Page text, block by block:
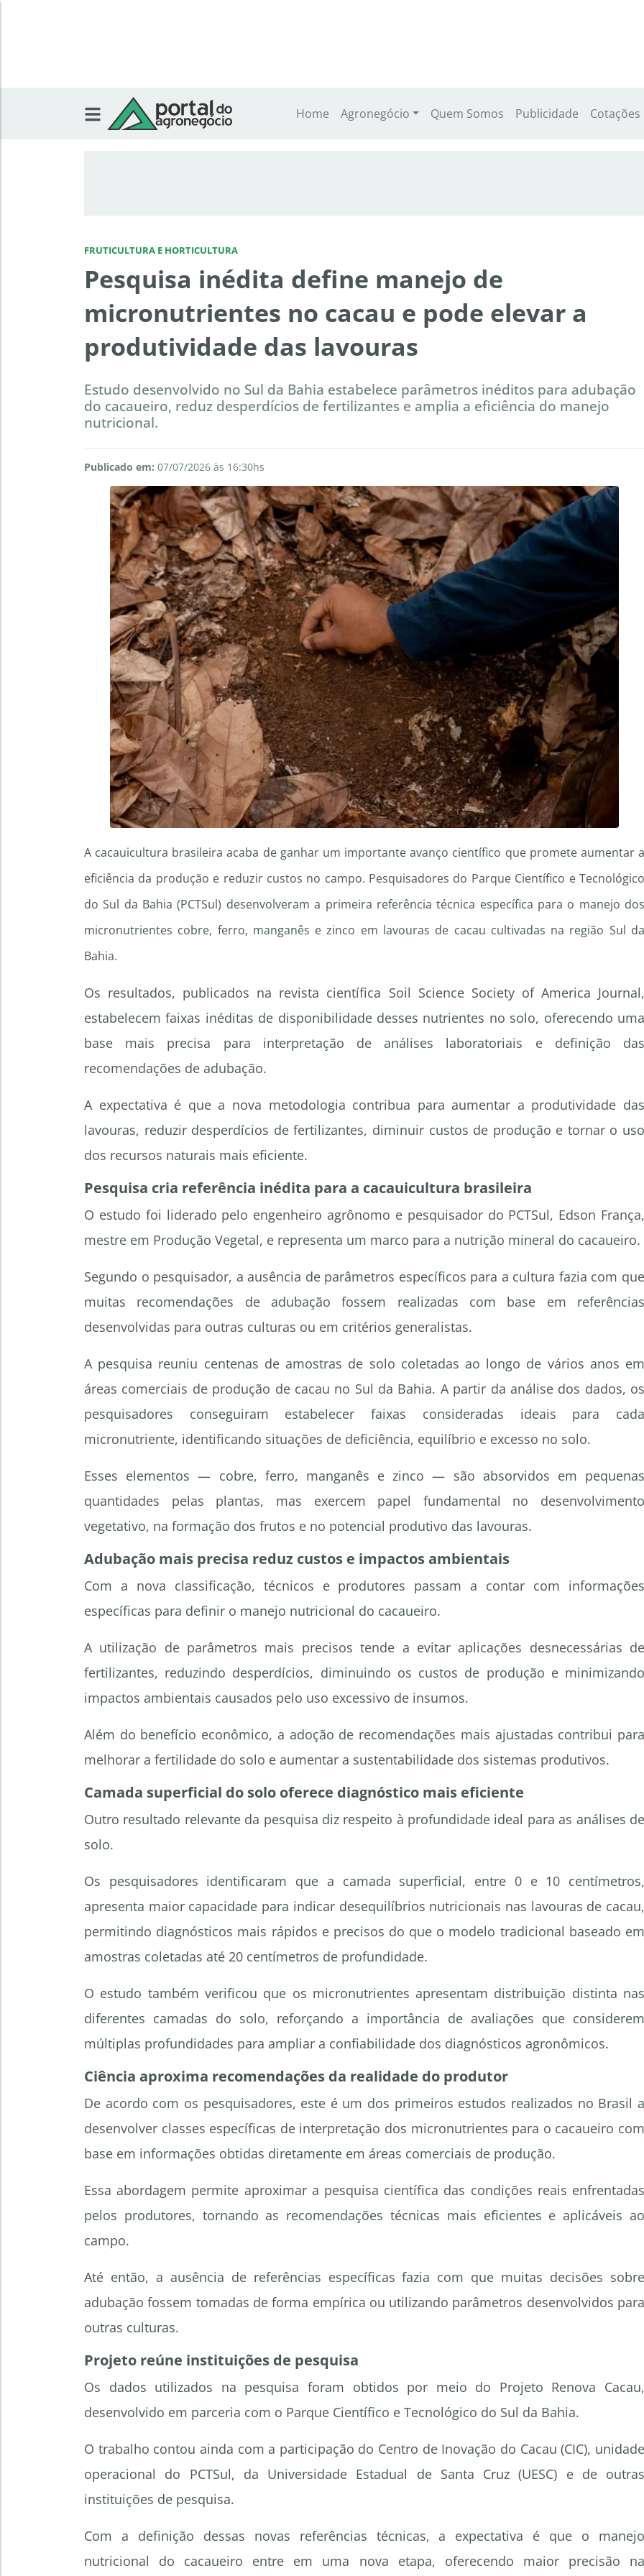
Home Agronegócio Quem Somos Publicidade Cotações
FRUTICULTURA E HORTICULTURA
Pesquisa inédita define manejo de
micronutrientes no cacau e pode elevar a
produtividade das lavouras
Estudo desenvolvido no Sul da Bahia estabelece parâmetros inéditos para adubação
do cacaueiro, reduz desperdícios de fertilizantes e amplia a eficiência do manejo
nutricional.
Publicado em: 07/07/2026 às 16:30hs
A cacauicultura brasileira acaba de ganhar um importante avanço científico que promete aumentar a
eficiência da produção e reduzir custos no campo. Pesquisadores do Parque Científico e Tecnológico
do Sul da Bahia (PCTSul) desenvolveram a primeira referência técnica específica para o manejo dos
micronutrientes cobre, ferro, manganês e zinco em lavouras de cacau cultivadas na região Sul da
Bahia.
Os resultados, publicados na revista científica Soil Science Society of America Journal,
estabelecem faixas inéditas de disponibilidade desses nutrientes no solo, oferecendo uma
base mais precisa para interpretação de análises laboratoriais e definição das
recomendações de adubação.
A expectativa é que a nova metodologia contribua para aumentar a produtividade das
lavouras, reduzir desperdícios de fertilizantes, diminuir custos de produção e tornar o uso
dos recursos naturais mais eficiente.
Pesquisa cria referência inédita para a cacauicultura brasileira
O estudo foi liderado pelo engenheiro agrônomo e pesquisador do PCTSul, Edson França,
mestre em Produção Vegetal, e representa um marco para a nutrição mineral do cacaueiro.
Segundo o pesquisador, a ausência de parâmetros específicos para a cultura fazia com que
muitas recomendações de adubação fossem realizadas com base em referências
desenvolvidas para outras culturas ou em critérios generalistas.
A pesquisa reuniu centenas de amostras de solo coletadas ao longo de vários anos em
áreas comerciais de produção de cacau no Sul da Bahia. A partir da análise dos dados, os
pesquisadores conseguiram estabelecer faixas consideradas ideais para cada
micronutriente, identificando situações de deficiência, equilíbrio e excesso no solo.
Esses elementos — cobre, ferro, manganês e zinco — são absorvidos em pequenas
quantidades pelas plantas, mas exercem papel fundamental no desenvolvimento
vegetativo, na formação dos frutos e no potencial produtivo das lavouras.
Adubação mais precisa reduz custos e impactos ambientais
Com a nova classificação, técnicos e produtores passam a contar com informações
específicas para definir o manejo nutricional do cacaueiro.
A utilização de parâmetros mais precisos tende a evitar aplicações desnecessárias de
fertilizantes, reduzindo desperdícios, diminuindo os custos de produção e minimizando
impactos ambientais causados pelo uso excessivo de insumos.
Além do benefício econômico, a adoção de recomendações mais ajustadas contribui para
melhorar a fertilidade do solo e aumentar a sustentabilidade dos sistemas produtivos.
Camada superficial do solo oferece diagnóstico mais eficiente
Outro resultado relevante da pesquisa diz respeito à profundidade ideal para as análises de
solo.
Os pesquisadores identificaram que a camada superficial, entre 0 e 10 centímetros,
apresenta maior capacidade para indicar desequilíbrios nutricionais nas lavouras de cacau,
permitindo diagnósticos mais rápidos e precisos do que o modelo tradicional baseado em
amostras coletadas até 20 centímetros de profundidade.
O estudo também verificou que os micronutrientes apresentam distribuição distinta nas
diferentes camadas do solo, reforçando a importância de avaliações que considerem
múltiplas profundidades para ampliar a confiabilidade dos diagnósticos agronômicos.
Ciência aproxima recomendações da realidade do produtor
De acordo com os pesquisadores, este é um dos primeiros estudos realizados no Brasil a
desenvolver classes específicas de interpretação dos micronutrientes para o cacaueiro com
base em informações obtidas diretamente em áreas comerciais de produção.
Essa abordagem permite aproximar a pesquisa científica das condições reais enfrentadas
pelos produtores, tornando as recomendações técnicas mais eficientes e aplicáveis ao
campo.
Até então, a ausência de referências específicas fazia com que muitas decisões sobre
adubação fossem tomadas de forma empírica ou utilizando parâmetros desenvolvidos para
outras culturas.
Projeto reúne instituições de pesquisa
Os dados utilizados na pesquisa foram obtidos por meio do Projeto Renova Cacau,
desenvolvido em parceria com o Parque Científico e Tecnológico do Sul da Bahia.
O trabalho contou ainda com a participação do Centro de Inovação do Cacau (CIC), unidade
operacional do PCTSul, da Universidade Estadual de Santa Cruz (UESC) e de outras
instituições de pesquisa.
Com a definição dessas novas referências técnicas, a expectativa é que o manejo
nutricional do cacaueiro entre em uma nova etapa, oferecendo maior precisão na